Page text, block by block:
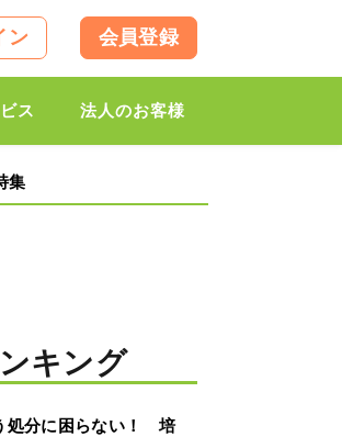
ン 会員登録
ス 法人のお客様
集
キング
処分に困らない！ 培